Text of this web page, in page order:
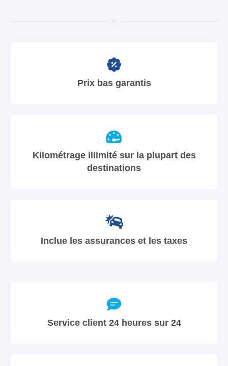
Prix bas garantis
Kilométrage illimité sur la plupart des
destinations
Inclue les assurances et les taxes
Service client 24 heures sur 24